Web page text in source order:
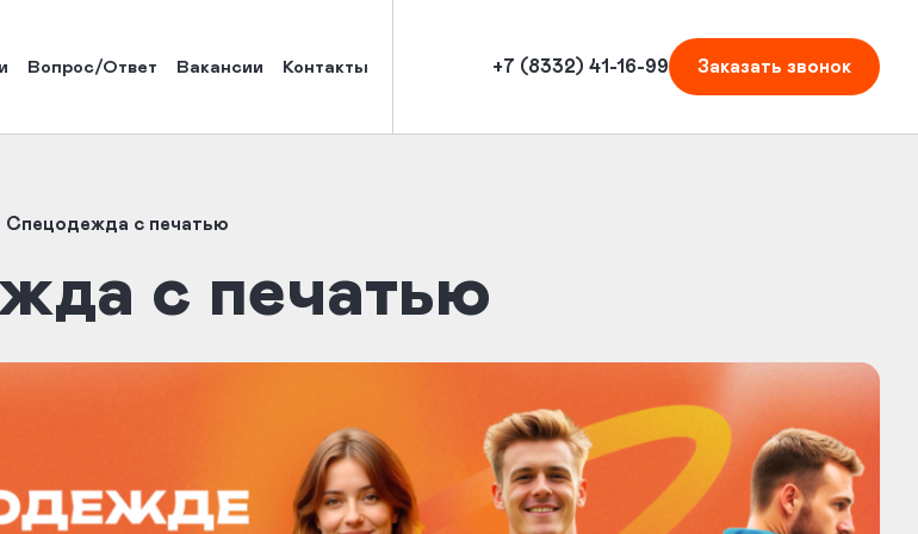
Вопрос/Ответ Вакансии Контакты Заказать звонок
+7 (8332) 41-16-99
Спецодежда с печатью
с печатью